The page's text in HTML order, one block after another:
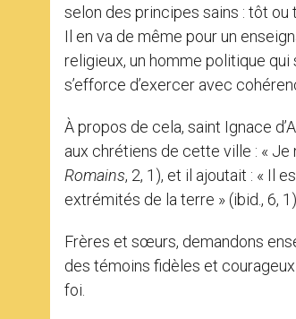
selon des principes sains : tôt ou
Il en va de même pour un
religieux, un homme politique
s’efforce d’exercer avec
À propos de cela, saint Ignace
aux chrétiens de cette ville : «
Romains, 2, 1), et il ajoutait : « Il
extrémités de la terre » (ibid., 6, 1).
Frères et sœurs, demandons
des témoins fidèles et
foi.